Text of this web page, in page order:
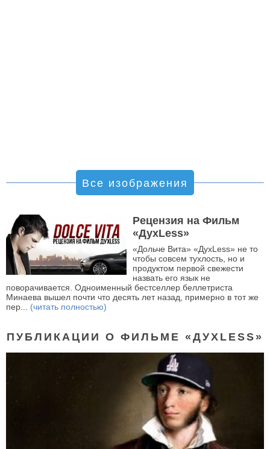
Все изображения
Рецензия на Фильм
«ДухLess»
«Дольче Вита» «ДухLess» не то
чтобы совсем тухлость, но и
продуктом первой свежести
назвать его язык не
поворачивается. Одноименный бестселлер беллетриста
Минаева вышел почти что десять лет назад, примерно в тот же
пер... (читать полностью)
ПУБЛИКАЦИИ О ФИЛЬМЕ «ДУХLESS»